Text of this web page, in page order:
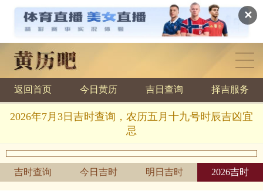
✕
黄历查询
返回首页 今日黄历 吉日查询 择吉服务
2026年7月3日吉时查询，农历五月十九号时辰吉凶宜
忌
吉时查询 今日吉时 明日吉时 2026吉时